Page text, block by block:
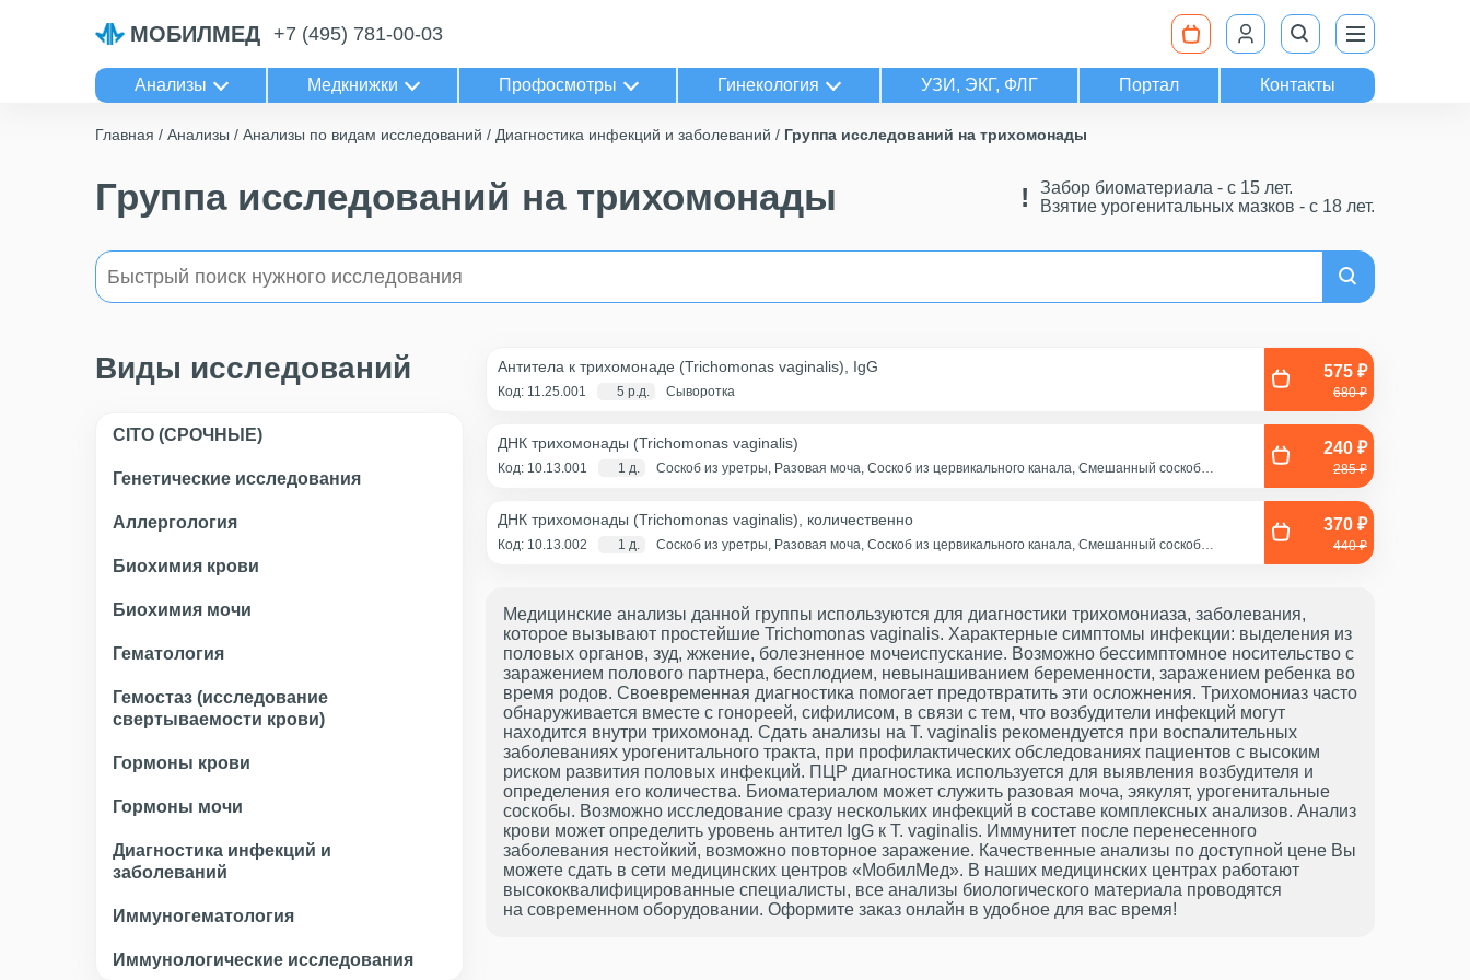
МОБИЛМЕД +7 (495) 781-00-03
Анализы Медкнижки Профосмотры Гинекология УЗИ, ЭКГ, ФЛГ Портал Контакты
Главная Анализы Анализы по видам исследований Диагностика инфекций и заболеваний Группа исследований на трихомонады
Группа исследований на трихомонады
Забор биоматериала - c 15 лет.
Взятие урогенитальных мазков - с 18 лет.
Виды исследований
CITO (СРОЧНЫЕ)
Генетические исследования
Аллергология
Биохимия крови
Биохимия мочи
Гематология
Гемостаз (исследование
свертываемости крови)
Гормоны крови
Гормоны мочи
Диагностика инфекций и
заболеваний
Иммуногематология
Иммунологические исследования
Антитела к трихомонаде (Trichomonas vaginalis), IgG
Код: 11.25.001 5 р.д. Сыворотка
575 ₽
680 ₽
ДНК трихомонады (Trichomonas vaginalis)
Код: 10.13.001 1 д.
Соскоб из уретры, Разовая моча, Соскоб из цервикального канала, Смешанный соскоб
240 ₽
285 ₽
ДНК трихомонады (Trichomonas vaginalis), количественно
Код: 10.13.002 1 д.
Соскоб из уретры, Разовая моча, Соскоб из цервикального канала, Смешанный соскоб
370 ₽
440 ₽
Медицинские анализы данной группы используются для диагностики трихомониаза, заболевания,
которое вызывают простейшие Trichomonas vaginalis. Характерные симптомы инфекции: выделения из
половых органов, зуд, жжение, болезненное мочеиспускание. Возможно бессимптомное носительство с
заражением полового партнера, бесплодием, невынашиванием беременности, заражением ребенка во
время родов. Своевременная диагностика помогает предотвратить эти осложнения. Трихомониаз часто
обнаруживается вместе с гонореей, сифилисом, в связи с тем, что возбудители инфекций могут
находится внутри трихомонад. Сдать анализы на T. vaginalis рекомендуется при воспалительных
заболеваниях урогенитального тракта, при профилактических обследованиях пациентов с высоким
риском развития половых инфекций. ПЦР диагностика используется для выявления возбудителя и
определения его количества. Биоматериалом может служить разовая моча, эякулят, урогенитальные
соскобы. Возможно исследование сразу нескольких инфекций в составе комплексных анализов. Анализ
крови может определить уровень антител IgG к T. vaginalis. Иммунитет после перенесенного
заболевания нестойкий, возможно повторное заражение. Качественные анализы по доступной цене Вы
можете сдать в сети медицинских центров «МобилМед». В наших медицинских центрах работают
высококвалифицированные специалисты, все анализы биологического материала проводятся
на современном оборудовании. Оформите заказ онлайн в удобное для вас время!